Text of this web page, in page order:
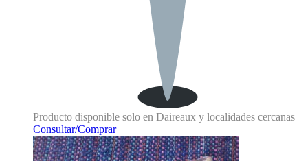
Producto disponible solo en Daireaux y localidades cercanas
Consultar/Comprar